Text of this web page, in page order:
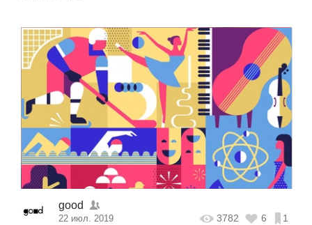
good
22 июл. 2019 3782 6 1